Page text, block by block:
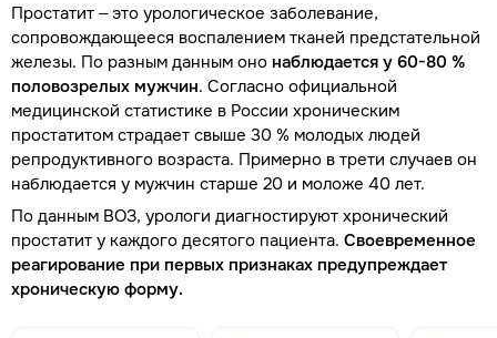
Простатит – это урологическое заболевание,
сопровождающееся воспалением тканей предстательной
железы. По разным данным оно наблюдается у 60-80 %
половозрелых мужчин. Согласно официальной
медицинской статистике в России хроническим
простатитом страдает свыше 30 % молодых людей
репродуктивного возраста. Примерно в трети случаев он
наблюдается у мужчин старше 20 и моложе 40 лет.
По данным ВОЗ, урологи диагностируют хронический
простатит у каждого десятого пациента. Своевременное
реагирование при первых признаках предупреждает
хроническую форму.